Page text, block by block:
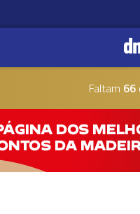
Faltam 66